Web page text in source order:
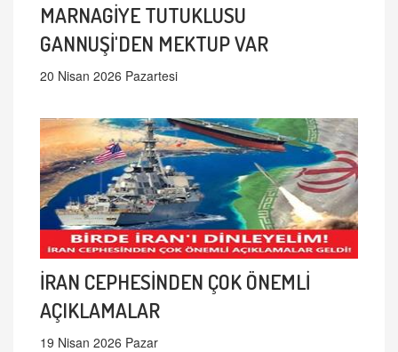
MARNAGİYE TUTUKLUSU
GANNUŞİ'DEN MEKTUP VAR
20 Nisan 2026 Pazartesi
İRAN CEPHESİNDEN ÇOK ÖNEMLİ
AÇIKLAMALAR
19 Nisan 2026 Pazar